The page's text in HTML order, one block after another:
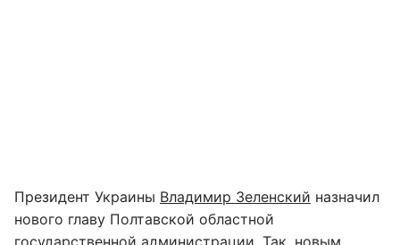
Президент Украины Владимир Зеленский назначил
нового главу Полтавской областной
государственной администрации. Так, новым